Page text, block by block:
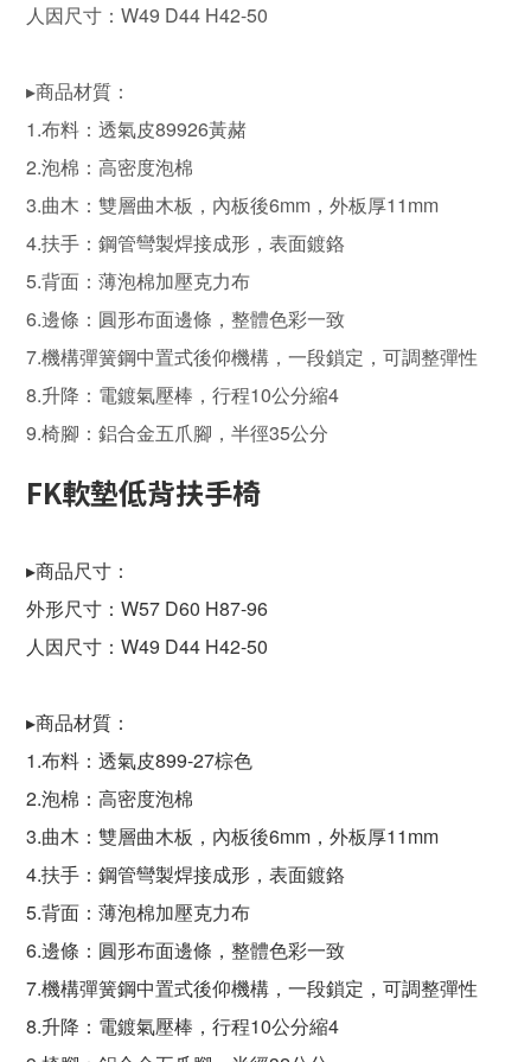
人因尺寸：W49 D44 H42-50
▸商品材質：
1.布料：透氣皮89926黃赭
2.泡棉：高密度泡棉
3.曲木：雙層曲木板，內板後6mm，外板厚11mm
4.扶手：鋼管彎製焊接成形，表面鍍鉻
5.背面：薄泡棉加壓克力布
6.邊條：圓形布面邊條，整體色彩一致
7.機構彈簧鋼中置式後仰機構，一段鎖定，可調整彈性
8.升降：電鍍氣壓棒，行程10公分縮4
9.椅腳：鋁合金五爪腳，半徑35公分
FK軟墊低背扶手椅
▸商品尺寸：
外形尺寸：W57 D60 H87-96
人因尺寸：W49 D44 H42-50
▸商品材質：
1.布料：透氣皮899-27棕色
2.泡棉：高密度泡棉
3.曲木：雙層曲木板，內板後6mm，外板厚11mm
4.扶手：鋼管彎製焊接成形，表面鍍鉻
5.背面：薄泡棉加壓克力布
6.邊條：圓形布面邊條，整體色彩一致
7.機構彈簧鋼中置式後仰機構，一段鎖定，可調整彈性
8.升降：電鍍氣壓棒，行程10公分縮4